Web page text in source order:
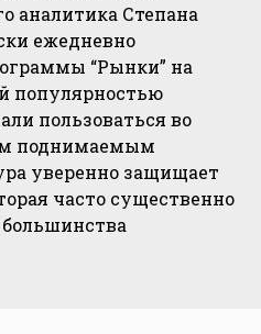
аналитика Степана
ежедневно
“Рынки” на
популярностью
пользоваться во
поднимаемым
уверенно защищает
часто существенно